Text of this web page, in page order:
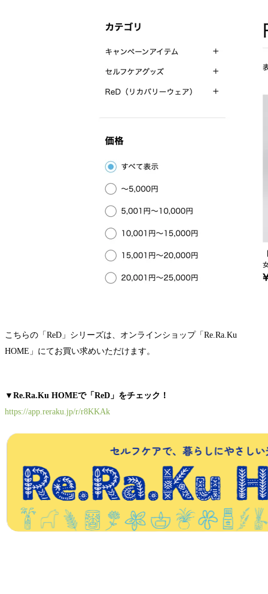
こちらの「ReD」シリーズは、オンラインショップ「Re.Ra.Ku
HOME」にてお買い求めいただけます。
▼Re.Ra.Ku HOMEで「ReD」をチェック！
https://app.reraku.jp/r/r8KKAk